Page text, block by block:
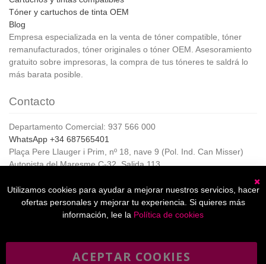
Tóner y cartuchos de tinta OEM
Blog
Empresa especializada en la venta de tóner compatible, tóner
remanufacturados, tóner originales o tóner OEM. Asesoramiento
gratuito sobre impresoras, la compra de tus tóneres te saldrá lo
más barata posible.
Contacto
Departamento Comercial: 937 566 000
WhatsApp +34 687565401
Plaça Pere Llauger i Prim, nº 18, nave 9 (Pol. Ind. Can Misser)
Autopista del Maresme C-32, Salida 113
Horario de Atención al cliente:
De lunes a jueves de 8:00 a 17:00,
Viernes de 8:00 a 15:00
Utilizamos cookies para ayudar a mejorar nuestros servicios, hacer
ofertas personales y mejorar tu experiencia. Si quieres más
información, lee la Política de cookies
ACEPTAR COOKIES